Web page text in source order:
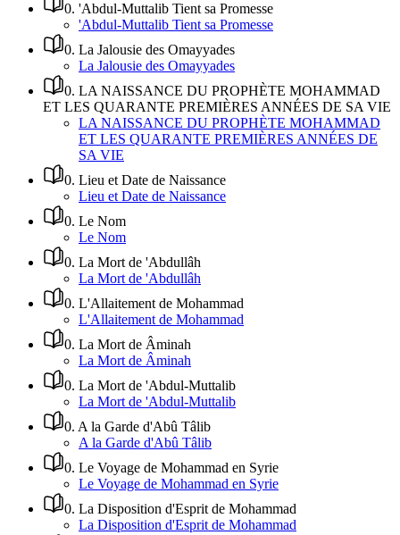
0. 'Abdul-Muttalib Tient sa Promesse
'Abdul-Muttalib Tient sa Promesse
0. La Jalousie des Omayyades
La Jalousie des Omayyades
0. LA NAISSANCE DU PROPHÈTE MOHAMMAD
ET LES QUARANTE PREMIÈRES ANNÉES DE SA VIE
LA NAISSANCE DU PROPHÈTE MOHAMMAD
ET LES QUARANTE PREMIÈRES ANNÉES DE
SA VIE
0. Lieu et Date de Naissance
Lieu et Date de Naissance
0. Le Nom
Le Nom
0. La Mort de 'Abdullâh
La Mort de 'Abdullâh
0. L'Allaitement de Mohammad
L'Allaitement de Mohammad
0. La Mort de Âminah
La Mort de Âminah
0. La Mort de 'Abdul-Muttalib
La Mort de 'Abdul-Muttalib
0. A la Garde d'Abû Tâlib
A la Garde d'Abû Tâlib
0. Le Voyage de Mohammad en Syrie
Le Voyage de Mohammad en Syrie
0. La Disposition d'Esprit de Mohammad
La Disposition d'Esprit de Mohammad